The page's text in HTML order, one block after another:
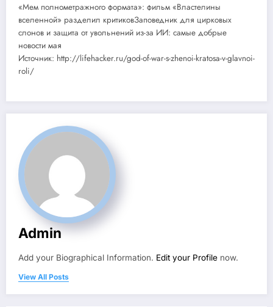
«Мем полнометражного формата»: фильм «Властелины
вселенной» разделил критиковЗаповедник для цирковых
слонов и защита от увольнений из-за ИИ: самые добрые
новости мая
Источник: http://lifehacker.ru/god-of-war-s-zhenoi-kratosa-v-glavnoi-
roli/
Admin
Add your Biographical Information. Edit your Profile now.
View All Posts